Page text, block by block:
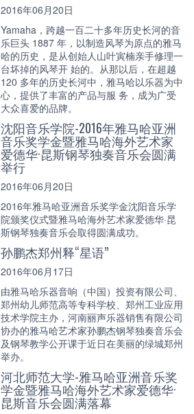
2016年06月20日
Yamaha，跨越一百二十多年历史长河的音
乐巨头 1887 年，以制造风琴为原点的雅马
哈的历史，是从创始人山叶寅楠亲手修理一
台坏掉的风琴开 始的。从那以后，在超越
120 多年的历史长河中，雅马哈以乐器为中
心，提供了丰富的产品与服 务，成为广受
大众喜爱的品牌。
沈阳音乐学院-2016年雅马哈亚洲
音乐奖学金暨雅马哈海外艺术家
爱德华·昆斯钢琴独奏音乐会圆满
举行
2016年06月20日
2016年雅马哈亚洲音乐奖学金沈阳音乐学
院颁奖仪式暨雅马哈海外艺术家爱德华·昆
斯钢琴独奏音乐会取得圆满成功。
孙鹏杰郑州释“星语”
2016年06月17日
由雅马哈乐器音响（中国）投资有限公司、
郑州幼儿师范高等专科学校、郑州工业应用
技术学院主办，河南丽声乐器销售有限公司
协办的雅马哈艺术家孙鹏杰钢琴独奏音乐会
及钢琴教学公开课于近日在美丽的绿城郑州
举办。
河北师范大学-雅马哈亚洲音乐奖
学金暨雅马哈海外艺术家爱德华·
昆斯音乐会圆满落幕